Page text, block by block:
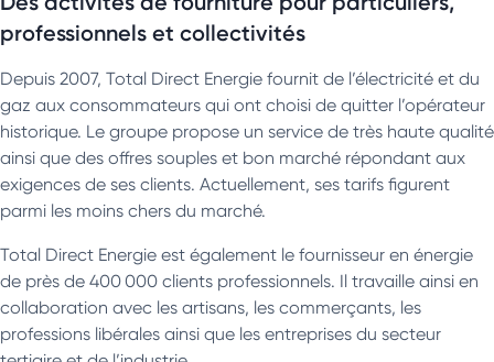
professionnels et collectivités
Depuis 2007, Total Direct Energie fournit de l’électricité et du
gaz aux consommateurs qui ont choisi de quitter l’opérateur
historique. Le groupe propose un service de très haute qualité
ainsi que des offres souples et bon marché répondant aux
exigences de ses clients. Actuellement, ses tarifs figurent
parmi les moins chers du marché.
Total Direct Energie est également le fournisseur en énergie
de près de 400 000 clients professionnels. Il travaille ainsi en
collaboration avec les artisans, les commerçants, les
professions libérales ainsi que les entreprises du secteur